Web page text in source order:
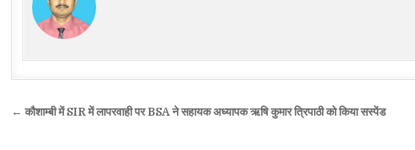
Post
← कौशाम्बी में SIR में लापरवाही पर BSA ने सहायक अध्यापक ऋषि कुमार त्रिपाठी को किया सस्पेंड